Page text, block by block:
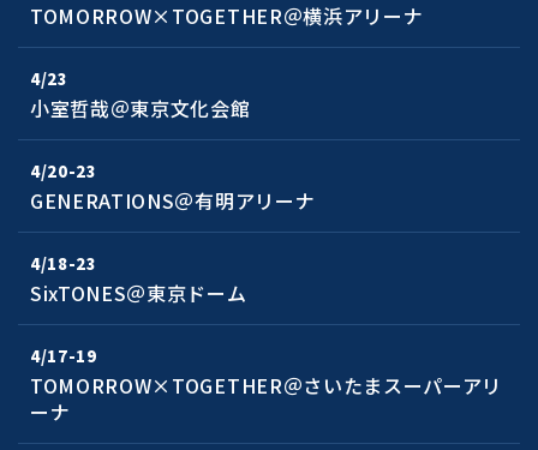
TOMORROW×TOGETHER＠横浜アリーナ
4/23
小室哲哉＠東京文化会館
4/20-23
GENERATIONS＠有明アリーナ
4/18-23
SixTONES＠東京ドーム
4/17-19
TOMORROW×TOGETHER＠さいたまスーパーアリ
ーナ